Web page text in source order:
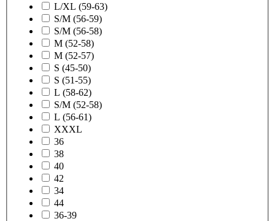
L/XL (59-63)
S/M (56-59)
S/M (56-58)
M (52-58)
M (52-57)
S (45-50)
S (51-55)
L (58-62)
S/M (52-58)
L (56-61)
XXXL
36
38
40
42
34
44
36-39